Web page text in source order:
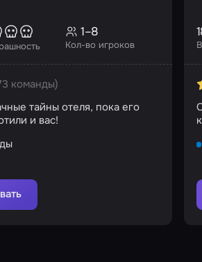
Кол-во игроков
1–8
команды)
тайны отеля, пока его
и вас!